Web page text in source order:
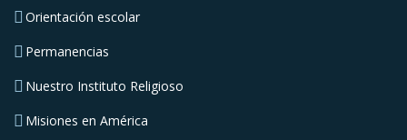
Orientación escolar
Permanencias
Nuestro Instituto Religioso
Misiones en América